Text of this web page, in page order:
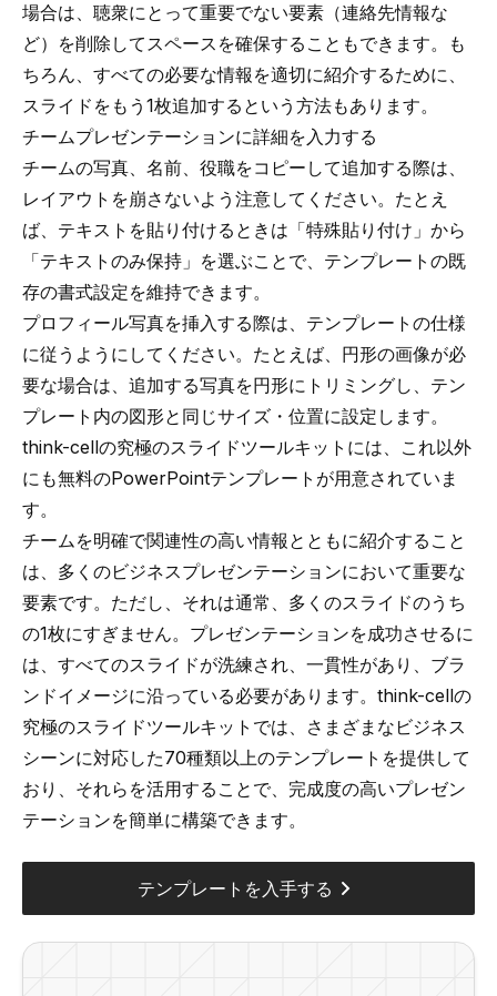
場合は、聴衆にとって重要でない要素（連絡先情報な
ど）を削除してスペースを確保することもできます。も
ちろん、すべての必要な情報を適切に紹介するために、
スライドをもう1枚追加するという方法もあります。
チームプレゼンテーションに詳細を入力する
チームの写真、名前、役職をコピーして追加する際は、
レイアウトを崩さないよう注意してください。たとえ
ば、テキストを貼り付けるときは「特殊貼り付け」から
「テキストのみ保持」を選ぶことで、テンプレートの既
存の書式設定を維持できます。
プロフィール写真を挿入する際は、テンプレートの仕様
に従うようにしてください。たとえば、円形の画像が必
要な場合は、追加する写真を円形にトリミングし、テン
プレート内の図形と同じサイズ・位置に設定します。
think-cellの究極のスライドツールキットには、これ以外
にも無料のPowerPointテンプレートが用意されていま
す。
チームを明確で関連性の高い情報とともに紹介すること
は、多くのビジネスプレゼンテーションにおいて重要な
要素です。ただし、それは通常、多くのスライドのうち
の1枚にすぎません。プレゼンテーションを成功させるに
は、すべてのスライドが洗練され、一貫性があり、ブラ
ンドイメージに沿っている必要があります。think-cellの
究極のスライドツールキットでは、さまざまなビジネス
シーンに対応した70種類以上のテンプレートを提供して
おり、それらを活用することで、完成度の高いプレゼン
テーションを簡単に構築できます。
テンプレートを入手する